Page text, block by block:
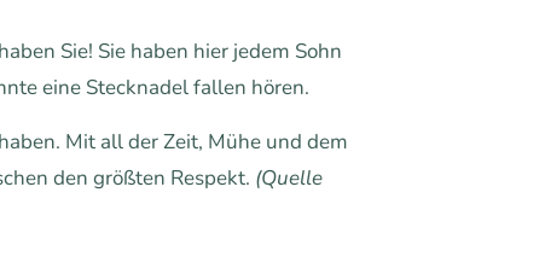
Sie! Sie haben hier jedem Sohn
eine Stecknadel fallen hören.
Mit all der Zeit, Mühe und dem
den größten Respekt. (Quelle